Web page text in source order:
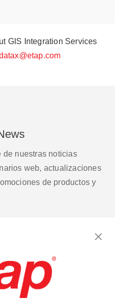
GIS Integration Services
de nuestras noticias
web, actualizaciones
de productos y
de uso
Mapa del sitio